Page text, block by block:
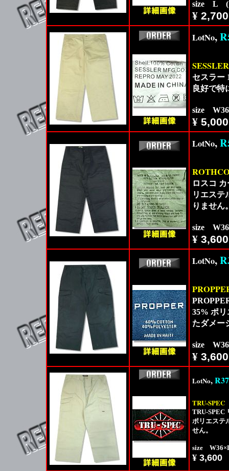
size L (
¥ 2,700
LotNo,
セスラー
良好で特
size
¥ 5,000
LotNo,
ロスコ
リエステ
りません
size
¥ 3,600
LotNo,
35% ポ
たダメー
size
¥ 3,600
LotNo,
TRU-SPEC
TRU-SPEC
ポリエステ
せん。
size
¥ 3,600